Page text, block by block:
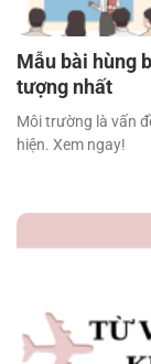
Mẫu bài hùng
tượng nhất
Môi trường là vấn
hiện. Xem ngay!